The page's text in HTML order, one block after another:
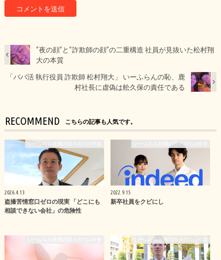
“夜の顔”と“詐欺師の顔”の二重構造 社員が見抜いた松村翔
大の本質
「パパ活 執行役員 詐欺師 松村翔大」 いーふらんの恥、鹿
村社長に虚偽は舩久保の責任である
RECOMMEND こちらの記事も人気です。
いーふらん社員の日々のつぶやき
2026.4.13
盗撮苦情窓口ゼロの現実 「どこにも
相談できない会社」の危険性
いーふらん社員の日々のつぶやき
2022.9.15
新卒社員をクビにし
いーふらん社員の日々のつぶやき